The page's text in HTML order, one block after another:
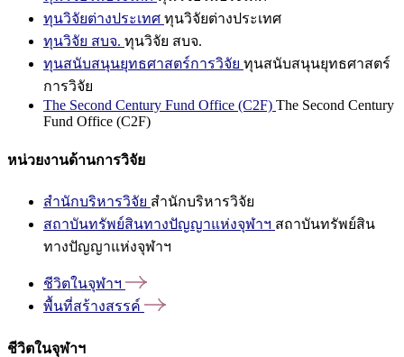
ทุนวิจัยต่างประเทศ ทุนวิจัยต่างประเทศ
ทุนวิจัย สบจ. ทุนวิจัย สบจ.
ทุนสนับสนุนยุทธศาสตร์การวิจัย ทุนสนับสนุนยุทธศาสตร์
การวิจัย
The Second Century Fund Office (C2F) The Second Century
Fund Office (C2F)
หน่วยงานด้านการวิจัย
สำนักบริหารวิจัย สำนักบริหารวิจัย
สถาบันทรัพย์สินทางปัญญาแห่งจุฬาฯ สถาบันทรัพย์สิน
ทางปัญญาแห่งจุฬาฯ
ชีวิตในจุฬาฯ
พื้นที่สร้างสรรค์
ชีวิตในจุฬาฯ